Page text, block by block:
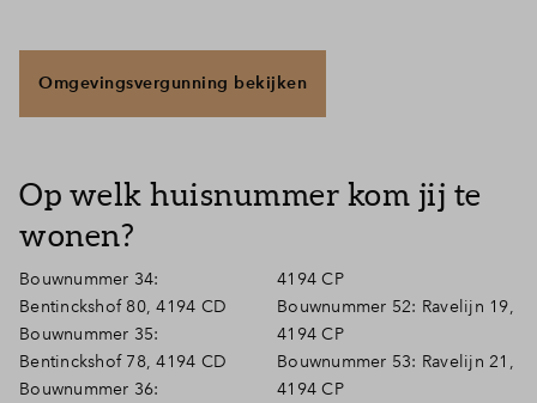
Omgevingsvergunning bekijken
Op welk huisnummer kom jij te
wonen?
Bouwnummer 34:
Bentinckshof 80, 4194 CD
Bouwnummer 35:
Bentinckshof 78, 4194 CD
Bouwnummer 36:
4194 CP
Bouwnummer 52: Ravelijn 19,
4194 CP
Bouwnummer 53: Ravelijn 21,
4194 CP